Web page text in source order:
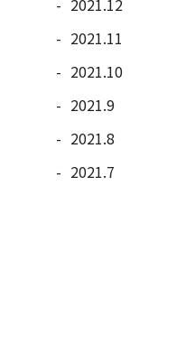
2021.12
2021.11
2021.10
2021.9
2021.8
2021.7